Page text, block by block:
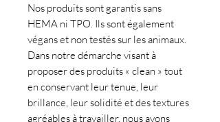
Nos produits sont garantis sans
HEMA ni TPO. Ils sont également
végans et non testés sur les animaux.
Dans notre démarche visant à
proposer des produits « clean » tout
en conservant leur tenue, leur
brillance, leur solidité et des textures
agréables à travailler, nous avons